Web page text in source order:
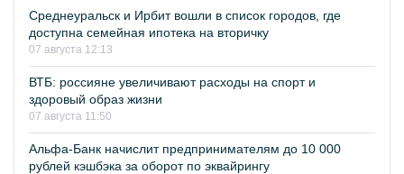
Среднеуральск и Ирбит вошли в список городов, где
доступна семейная ипотека на вторичку
07 августа 12:13
ВТБ: россияне увеличивают расходы на спорт и
здоровый образ жизни
07 августа 11:50
Альфа-Банк начислит предпринимателям до 10 000
рублей кэшбэка за оборот по эквайрингу